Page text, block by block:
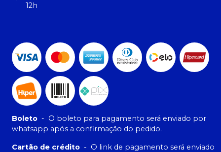
12h
Boleto - O boleto para pagamento será enviado por
whatsapp após a confirmação do pedido.
Cartão de crédito - O link de pagamento será enviado